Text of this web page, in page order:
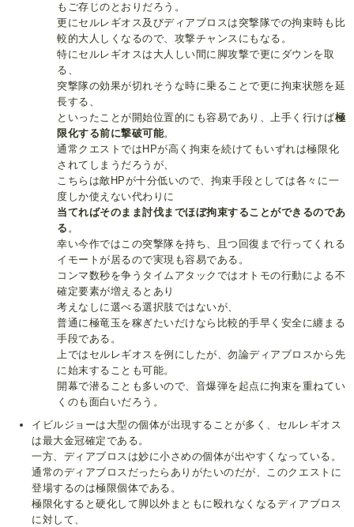
もご存じのとおりだろう。
更にセルレギオス及びディアブロスは突撃隊での拘束時も比
較的大人しくなるので、攻撃チャンスにもなる。
特にセルレギオスは大人しい間に脚攻撃で更にダウンを取
る、
突撃隊の効果が切れそうな時に乗ることで更に拘束状態を延
長する、
といったことが開始位置的にも容易であり、上手く行けば極
限化する前に撃破可能。
通常クエストではHPが高く拘束を続けてもいずれは極限化
されてしまうだろうが、
こちらは敵HPが十分低いので、拘束手段としては各々に一
度しか使えない代わりに
当てればそのまま討伐までほぼ拘束することができるのであ
る 。
幸い今作ではこの突撃隊を持ち、且つ回復まで行ってくれる
イモートが居るので実現も容易である。
コンマ数秒を争うタイムアタックではオトモの行動による不
確定要素が増えるとあり
考えなしに選べる選択肢ではないが、
普通に極竜玉を稼ぎたいだけなら比較的手早く安全に纏まる
手段である。
上ではセルレギオスを例にしたが、勿論ディアブロスから先
に始末することも可能。
開幕で潜ることも多いので、音爆弾を起点に拘束を重ねてい
くのも面白いだろう。
イビルジョーは大型の個体が出現することが多く、セルレギオス
は最大金冠確定である。
一方、ディアブロスは妙に小さめの個体が出やすくなっている。
通常のディアブロスだったらありがたいのだが、このクエストに
登場するのは極限個体である。
極限化すると硬化して脚以外まともに殴れなくなるディアブロス
に対して、